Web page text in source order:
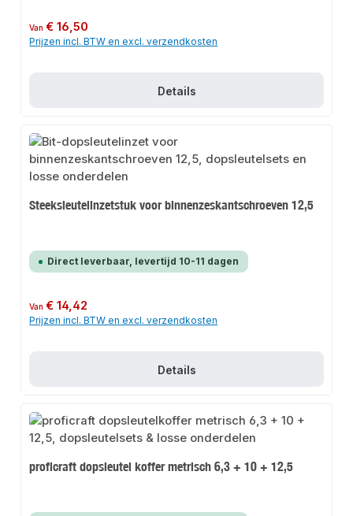
Normale prijs:
Van€ 16,50
Prijzen incl. BTW en excl. verzendkosten
Details
Steeksleutelinzetstuk voor binnenzeskantschroeven 12,5
Direct leverbaar, levertijd 10-11 dagen
Normale prijs:
Van€ 14,42
Prijzen incl. BTW en excl. verzendkosten
Details
proficraft dopsleutel koffer metrisch 6,3 + 10 + 12,5